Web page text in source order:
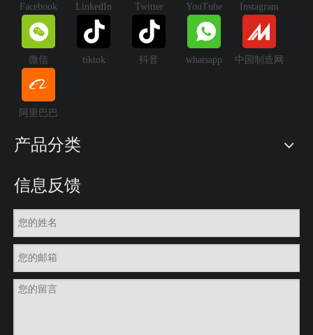
Facebook LinkedIn Twitter YouTube Instagram
微信 tiktok 抖音 whatsapp 中国制造网
阿里巴巴
产品分类
信息反馈